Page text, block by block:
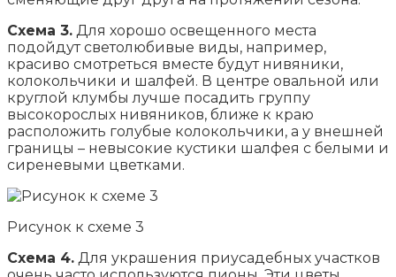
Схема 3. Для хорошо освещенного места
подойдут светолюбивые виды, например,
красиво смотреться вместе будут нивяники,
колокольчики и шалфей. В центре овальной или
круглой клумбы лучше посадить группу
высокорослых нивяников, ближе к краю
расположить голубые колокольчики, а у внешней
границы – невысокие кустики шалфея с белыми и
сиреневыми цветками.
Рисунок к схеме 3
Схема 4. Для украшения приусадебных участков